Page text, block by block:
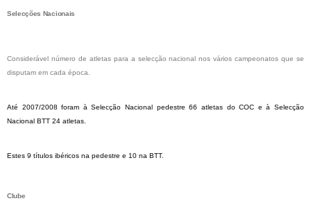
Selecções Nacionais
Considerável número de atletas para a selecção nacional nos vários campeonatos que se
disputam em cada época.
Até 2007/2008 foram à Selecção Nacional pedestre 66 atletas do COC e à Selecção
Nacional BTT 24 atletas.
Estes 9 títulos ibéricos na pedestre e 10 na BTT.
Clube